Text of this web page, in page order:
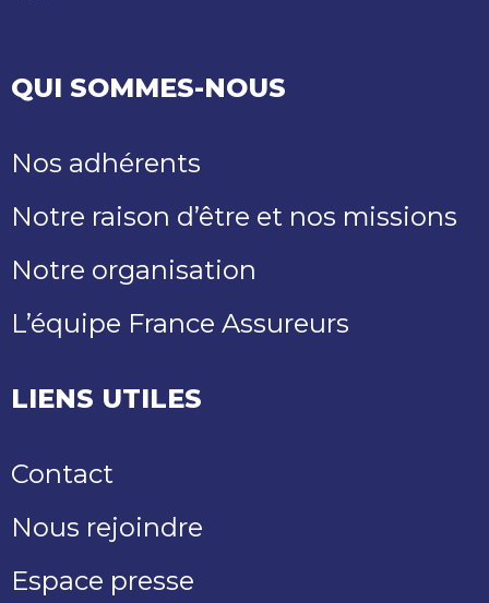
QUI SOMMES-NOUS
Nos adhérents
Notre raison d’être et nos missions
Notre organisation
L’équipe France Assureurs
LIENS UTILES
Contact
Nous rejoindre
Espace presse